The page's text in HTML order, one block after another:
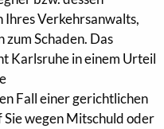
Verkehrsanwalts,
Schaden. Das
Karlsruhe in einem Urteil
Fall einer gerichtlichen
wegen Mitschuld oder